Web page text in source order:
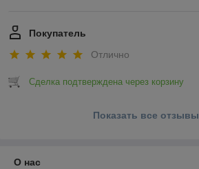
Покупатель
Отлично
Сделка подтверждена через корзину
Показать все отзывы
О нас